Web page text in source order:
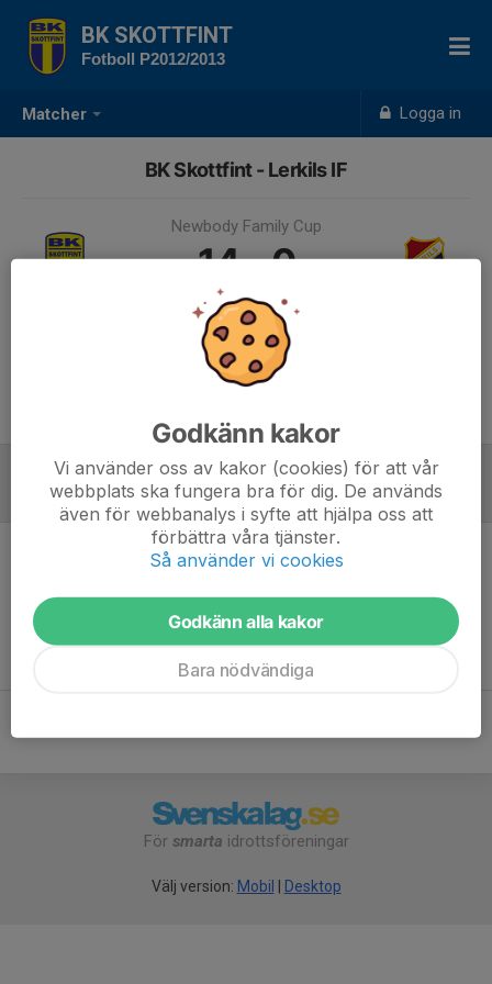
Matcher Logga in
BK SKOTTFINT
Fotboll P2012/2013
BK Skottfint - Lerkils IF
Newbody Family Cup
14 - 0
29 jun 2025, 08:50, Åbyvallen 9
Referat
Inget referat skrivet
För smarta idrottsföreningar
Välj version: Mobil Desktop
Godkänn kakor
Vi använder oss av kakor (cookies) för att vår
webbplats ska fungera bra för dig. De används
även för webbanalys i syfte att hjälpa oss att
förbättra våra tjänster.
Så använder vi cookies
Godkänn alla kakor
Bara nödvändiga